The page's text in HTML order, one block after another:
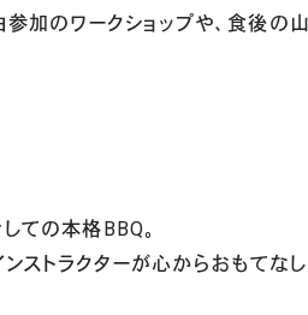
加のワークショップや、食後の
ての本格BBQ。
トラクターが心からおもてなし